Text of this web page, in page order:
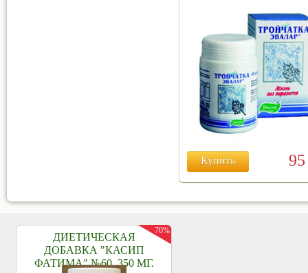
Купить
ДИЕТИЧЕСКАЯ
ДОБАВКА "КАСИП
ФАТИМА" №60, 350 МГ.
70%